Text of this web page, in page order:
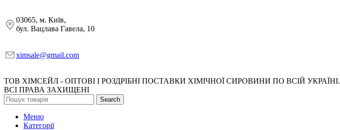
03065, м. Київ,
бул. Вацлава Гавела, 10
ximsale@gmail.com
ТОВ ХІМСЕЙЛ - ОПТОВІ І РОЗДРІБНІ ПОСТАВКИ ХІМІЧНОЇ СИРОВИНИ ПО ВСІЙ УКРАЇНІ.
ВСІ ПРАВА ЗАХИЩЕНІ
Search
Меню
Категорії